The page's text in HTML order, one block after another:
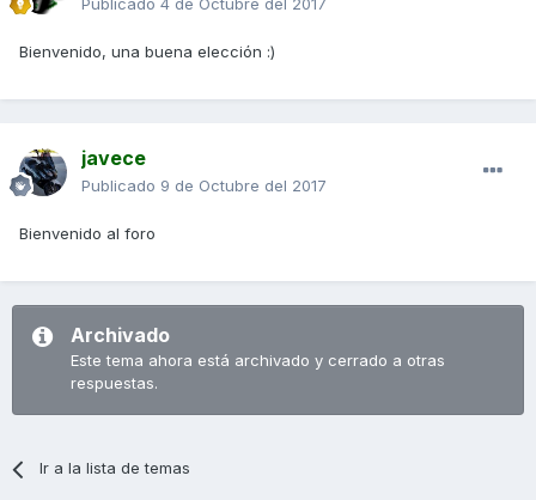
Publicado 4 de Octubre del 2017
Bienvenido, una buena elección :)
javece
Publicado 9 de Octubre del 2017
Bienvenido al foro
Archivado
Este tema ahora está archivado y cerrado a otras
respuestas.
Ir a la lista de temas